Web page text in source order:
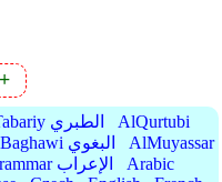
AtTabariy الطبري
AlQurtubi
AlBaghawi البغوي
AlMuyassar
Grammar الإعراب
Arabic